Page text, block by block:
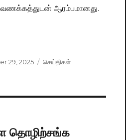
ஆரம்பமானது.
29, 2025 Categories
செய்திகள்
தொழிற்சங்க